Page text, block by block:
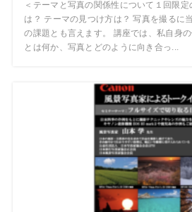
＜テーマと写真の関係性について１回限定
は？ テーマの見つけ方は？ 写真を撮るに
の課題とも言えます。 講座では、私自身
とは何か、写真とどのように向き合っ...